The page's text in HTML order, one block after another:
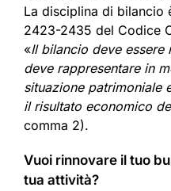
La disciplina di bilancio
2423-2435 del Codice
«Il bilancio deve
deve rappresentare in
situazione patrimoniale
il risultato economico
comma 2).
Vuoi rinnovare il tuo
tua attività?